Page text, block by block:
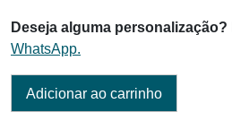
Deseja alguma personalização?
WhatsApp.
Adicionar ao carrinho